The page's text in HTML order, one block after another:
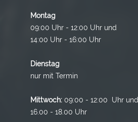
Montag
09:00 Uhr - 12:00 Uhr und
14:00 Uhr - 16:00 Uhr
Dienstag
nur mit Termin
Mittwoch: 09:00 - 12:00 Uhr und
16.00 - 18.00 Uhr